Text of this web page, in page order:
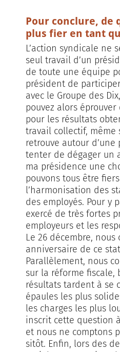
Pour conclure, de
plus fier en tant
L’action syndicale ne
seul travail d’un
de toute une équipe
président de
avec le Groupe des
pouvez alors
pour les résultats
travail collectif, même
retrouve autour
tenter de dégager un
ma présidence une
pouvons tous être
l’harmonisation des
des employés. Pour y
exercé de très fortes
employeurs et les
Le 26 décembre, nous
anniversaire de ce
Parallèlement, nous
sur la réforme fiscale,
résultats tardent à se
épaules les plus
les charges les plus
inscrit cette question
et nous ne comptons
sitôt. Enfin, lors des